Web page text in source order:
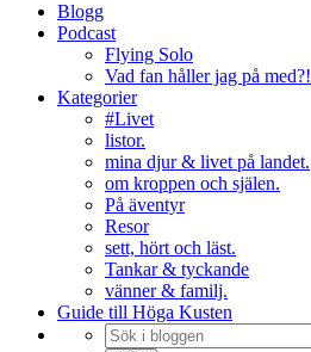
Blogg
Podcast
Flying Solo
Vad fan håller jag på med?!
Kategorier
#Livet
listor.
mina djur & livet på landet.
om kroppen och själen.
På äventyr
Resor
sett, hört och läst.
Tankar & tyckande
vänner & familj.
Guide till Höga Kusten